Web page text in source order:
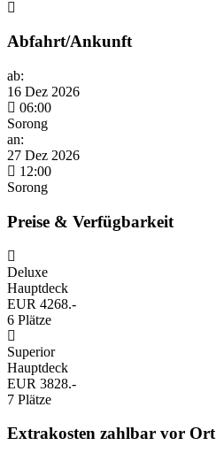
Abfahrt/Ankunft
ab:
16 Dez 2026
06:00
Sorong
an:
27 Dez 2026
12:00
Sorong
Preise & Verfügbarkeit
Deluxe
Hauptdeck
EUR 4268.-
6 Plätze
Superior
Hauptdeck
EUR 3828.-
7 Plätze
Extrakosten zahlbar vor Ort